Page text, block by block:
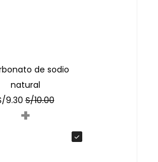
de sodio
natural
9.30 S/10.00
+